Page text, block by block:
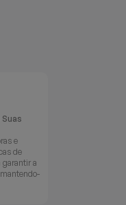
e
de
a